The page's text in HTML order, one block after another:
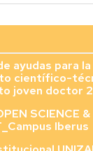
ayudas para
científico-
joven doctor
SCIENCE &
Iberus